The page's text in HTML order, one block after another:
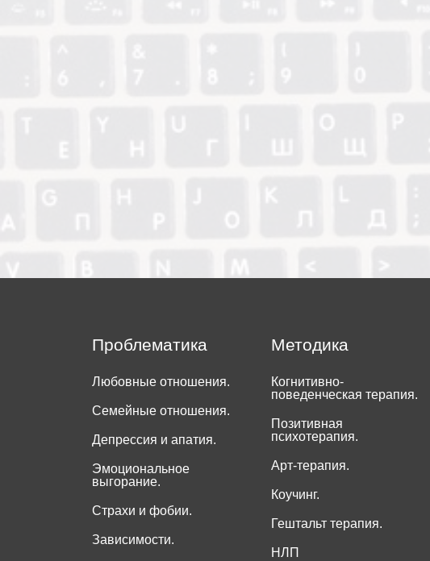
Проблематика
Любовные отношения.
Семейные отношения.
Депрессия и апатия.
Эмоциональное
выгорание.
Страхи и фобии.
Зависимости.
Методика
Когнитивно-
поведенческая терапия.
Позитивная
психотерапия.
Арт-терапия.
Коучинг.
Гештальт терапия.
НЛП